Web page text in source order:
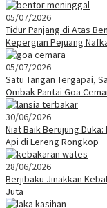
05/07/2026
Tidur Panjang di Atas
Kepergian Pejuang
05/07/2026
Satu Tangan Tergapai,
Ombak Pantai Goa
30/06/2026
Niat Baik Berujung
Api di Lereng Rongkop
28/06/2026
Berjibaku Jinakkan
Juta